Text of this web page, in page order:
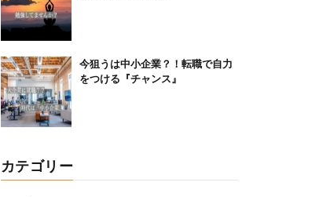
今狙うは中小企業？！転職で自力
をつける『チャンス』
カテゴリー